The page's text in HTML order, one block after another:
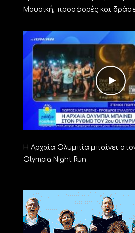
Μουσική, προσφορές και
Η Αρχαία Ολυμπία μπαίνει
Olympia Night Run